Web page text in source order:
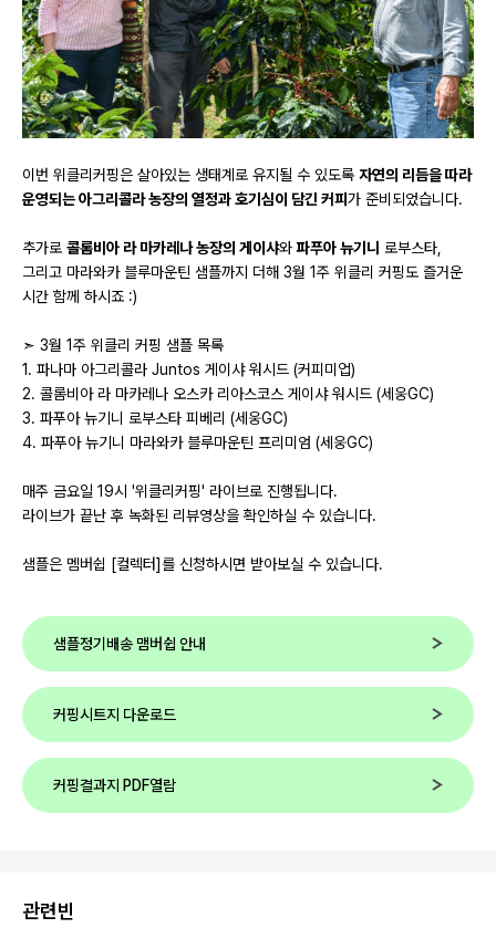
이번 위클리커핑은 살아있는 생태계로 유지될 수 있도록 자연의 리듬을 따라
운영되는 아그리콜라 농장의 열정과 호기심이 담긴 커피가 준비되었습니다.
추가로 콜롬비아 라 마카레나 농장의 게이샤와파푸아 뉴기니 로부스타,
그리고 마라와카 블루마운틴 샘플까지 더해 3월 1주 위클리 커핑도 즐거운
시간 함께 하시죠 :)
➣ 3월 1주 위클리 커핑 샘플 목록
1. 파나마 아그리콜라 Juntos 게이샤 워시드 (커피미업)
2. 콜롬비아 라 마카레나 오스카 리아스코스 게이샤 워시드 (세웅GC)
3. 파푸아 뉴기니 로부스타 피베리 (세웅GC)
4. 파푸아 뉴기니 마라와카 블루마운틴 프리미엄 (세웅GC)
매주 금요일 19시 '위클리커핑' 라이브로 진행됩니다.
라이브가 끝난 후 녹화된 리뷰영상을 확인하실 수 있습니다.
샘플은 멤버쉽 [컬렉터]를 신청하시면 받아보실 수 있습니다.
샘플정기배송 맴버쉽 안내
커핑시트지 다운로드
커핑결과지 PDF열람
관련빈